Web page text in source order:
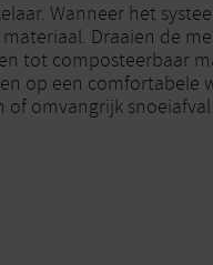
Wanneer het
Draaien de
tot composteerbaar
op een comfortabele
of omvangrijk